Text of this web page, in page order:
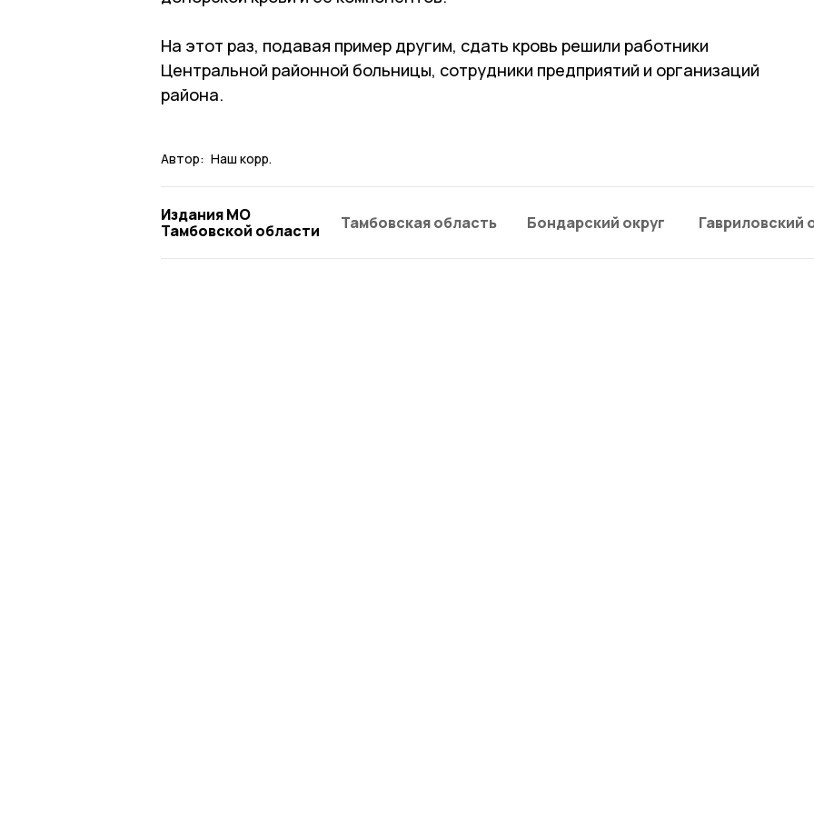
На этот раз, подавая пример другим, сдать кровь решили работники
Центральной районной больницы, сотрудники предприятий и организаций
района.
Автор: Наш корр.
Издания МО
Тамбовской области
Тамбовская область Бондарский округ Гавриловский